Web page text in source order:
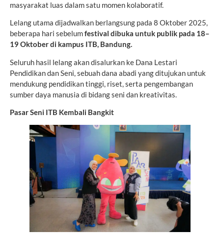
masyarakat luas dalam satu momen kolaboratif.
Lelang utama dijadwalkan berlangsung pada 8 Oktober 2025,
beberapa hari sebelumfestival dibuka untuk publik pada 18–
19 Oktober di kampus ITB, Bandung.
Seluruh hasil lelang akan disalurkan ke Dana Lestari
Pendidikan dan Seni, sebuah dana abadi yang ditujukan untuk
mendukung pendidikan tinggi, riset, serta pengembangan
sumber daya manusia di bidang seni dan kreativitas.
Pasar Seni ITB Kembali Bangkit